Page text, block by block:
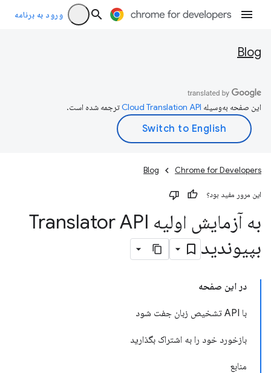
ورود به برنامه
Blog
این صفحه به‌وسیله ترجمه شده است.
Chrome for Developers
Blog
این مرور مفید بود؟
به آزمایش اولیه Translator API
بپیوندید
در این صفحه
با API تشخیص زبان جفت شود
بازخورد خود را به اشتراک بگذارید
منابع